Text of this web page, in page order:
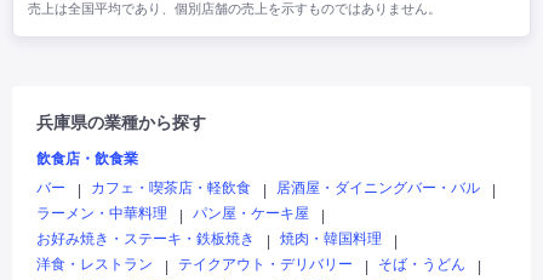
売上は全国平均であり、個別店舗の売上を示すものではありません。
兵庫県の業種から探す
飲食店・飲食業
バー
カフェ・喫茶店・軽飲食 居酒屋・ダイニングバー・バル
ラーメン・中華料理
パン屋・ケーキ屋
お好み焼き・ステーキ・鉄板焼き
焼肉・韓国料理
洋食・レストラン
テイクアウト・デリバリー そば・うどん